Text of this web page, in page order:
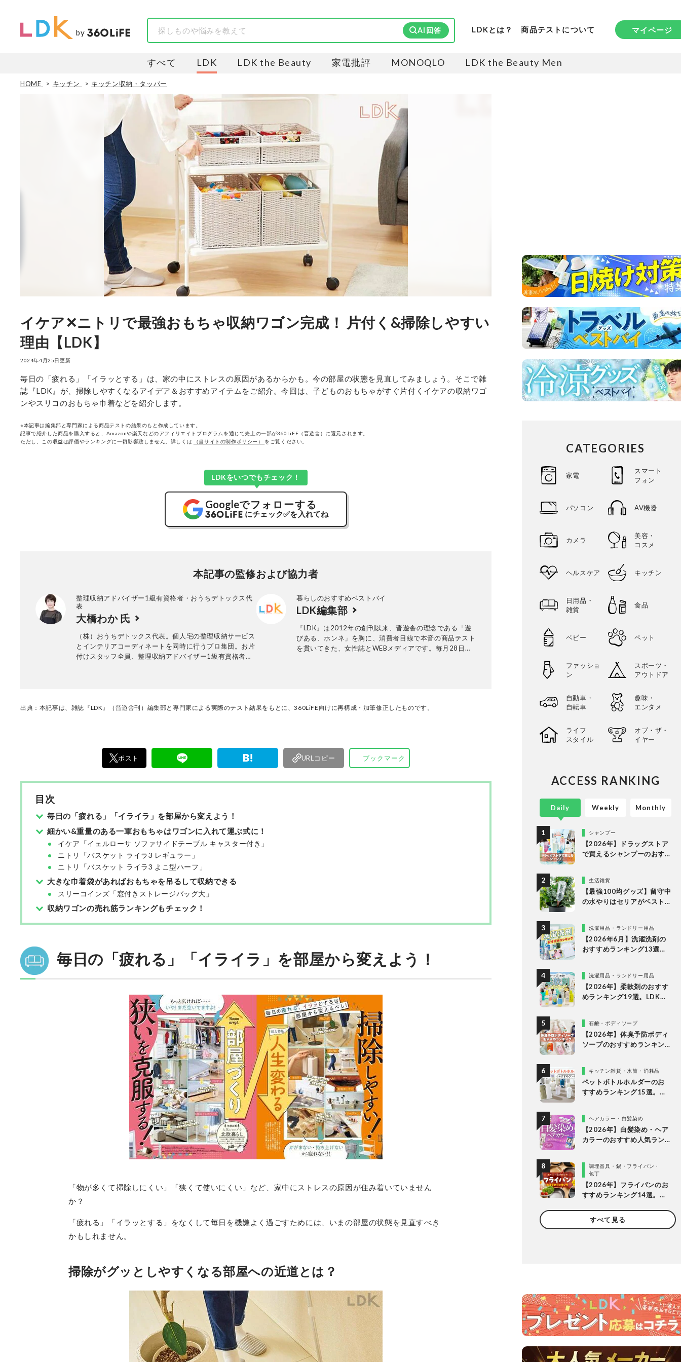
by AI回答 LDKとは？ 商品テストについて マイページ
すべて LDK LDK the Beauty 家電批評 MONOQLO LDK the Beauty Men
HOME キッチン キッチン収納・タッパー
イケア✕ニトリで最強おもちゃ収納ワゴン完成！ 片付く&掃除しやすい
理由【LDK】
2024年4月25日更新
毎日の「疲れる」「イラッとする」は、家の中にストレスの原因があるからかも。今の部屋の状態を見直してみましょう。そこで雑
誌『LDK』が、掃除しやすくなるアイデア＆おすすめアイテムをご紹介。今回は、子どものおもちゃがすぐ片付くイケアの収納ワゴ
ンやスリコのおもちゃ巾着などを紹介します。
※本記事は編集部と専門家による商品テストの結果のもと作成しています。
記事で紹介した商品を購入すると、Amazonや楽天などのアフィリエイトプログラムを通じて売上の一部が360LiFE（晋遊舎）に還元されます。
ただし、この収益は評価やランキングに一切影響致しません。詳しくは
（当サイトの制作ポリシー） をご覧ください。
LDKをいつでもチェック！
Googleでフォローする
にチェック✅を入れてね
本記事の監修および協力者
整理収納アドバイザー1級有資格者・おうちデトックス代
表
大橋わか 氏
（株）おうちデトックス代表。個人宅の整理収納サービス
とインテリアコーディネートを同時に行うプロ集団。お片
付けスタッフ全員、整理収納アドバイザー1級有資格者。
暮らしのおすすめベストバイ
LDK編集部
『LDK』は2012年の創刊以来、晋遊舎の理念である「遊
びある、ホンネ」を胸に、消費者目線で本音の商品テスト
を貫いてきた、女性誌とWEBメディアです。毎月28日発
編集体制で日々の検証・記事制作を行っています。
出典：本記事は、雑誌『LDK』（晋遊舎刊）編集部と専門家による実際のテスト結果をもとに、360LiFE向けに再構成・加筆修正したものです。
ポスト URLコピー ブックマーク
目次
毎日の「疲れる」「イライラ」を部屋から変えよう！
細かい&重量のある一軍おもちゃはワゴンに入れて運ぶ式に！
イケア「イェルローサ ソファサイドテーブル キャスター付き」
ニトリ「バスケット ライラ3 レギュラー」
ニトリ「バスケット ライラ3 よこ型ハーフ」
大きな巾着袋があればおもちゃを吊るして収納できる
スリーコインズ「窓付きストレージバッグ大」
収納ワゴンの売れ筋ランキングもチェック！
毎日の「疲れる」「イライラ」を部屋から変えよう！
「物が多くて掃除しにくい」「狭くて使いにくい」など、家中にストレスの原因が住み着いていません
か？
「疲れる」「イラッとする」をなくして毎日を機嫌よく過ごすためには、いまの部屋の状態を見直すべき
かもしれません。
掃除がグッとしやすくなる部屋への近道とは？
CATEGORIES
家電
スマート
フォン
パソコン AV機器
カメラ
美容・
コスメ
ヘルスケア キッチン
日用品・
雑貨
食品
ベビー ペット
ファッショ
ン
スポーツ・
アウトドア
自動車・
自転車
趣味・
エンタメ
ライフ
スタイル
オブ・ザ・
イヤー
ACCESS RANKING
Daily
シャンプー
【2026年】ドラッグストア
で買えるシャンプーのおす
比較生活雑貨
【最強100均グッズ】留守中
の水やりはセリアがベスト
洗濯用品・ランドリー用品
【2026年6月】洗濯洗剤の
おすすめランキング13選。
検証洗濯用品・ランドリー用品
【2026年】柔軟剤のおすす
めランキング19選。LDKが
石鹸・ボディソープ
【2026年】体臭予防ボディ
ソープのおすすめランキン
キッチン雑貨・水筒・消耗品
ペットボトルホルダーのお
すすめランキング15選。
ヘアカラー・白髪染め
【2026年】白髪染め・ヘア
カラーのおすすめ人気ラン
に比較
調理器具・鍋・フライパン・
包丁
【2026年】フライパンのお
すすめランキング14選。
品を探して徹底比較
すべて見る
Weekly Monthly